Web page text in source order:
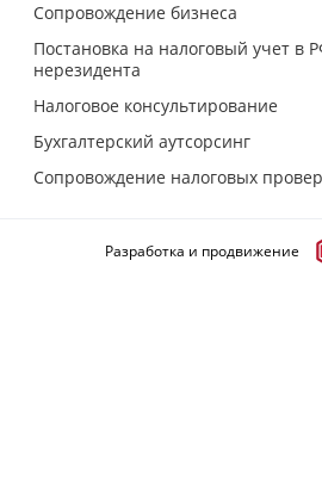
Сопровождение бизнеса
Постановка на налоговый учет в
нерезидента
Налоговое консультирование
Бухгалтерский аутсорсинг
Сопровождение налоговых
Разработка и продвижение